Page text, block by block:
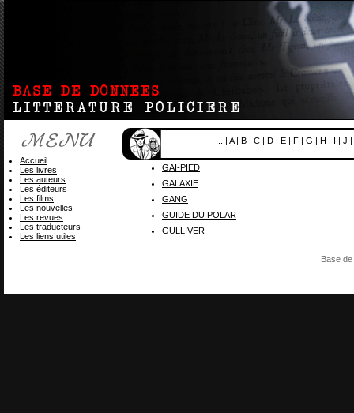
| A| B | C | D | E | F | G | H | I | J |
GAI-PIED
GALAXIE
GANG
GUIDE DU POLAR
GULLIVER
Accueil
Les livres
Les auteurs
Les éditeurs
Les films
Les nouvelles
Les revues
Les traducteurs
Les liens utiles
Base